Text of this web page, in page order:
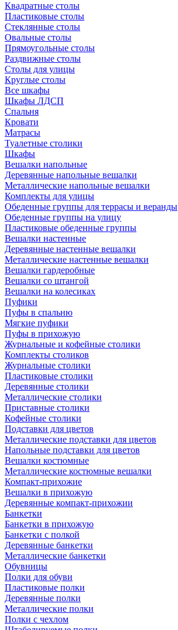
Квадратные столы
Пластиковые столы
Стеклянные столы
Овальные столы
Прямоугольные столы
Раздвижные столы
Столы для улицы
Круглые столы
Все шкафы
Шкафы ЛДСП
Спальня
Кровати
Матрасы
Туалетные столики
Шкафы
Вешалки напольные
Деревянные напольные вешалки
Металлические напольные вешалки
Комплекты для улицы
Обеденные группы для террасы и веранды
Обеденные группы на улицу
Пластиковые обеденные группы
Вешалки настенные
Деревянные настенные вешалки
Металлические настенные вешалки
Вешалки гардеробные
Вешалки со штангой
Вешалки на колесиках
Пуфики
Пуфы в спальню
Мягкие пуфики
Пуфы в прихожую
Журнальные и кофейные столики
Комплекты столиков
Журнальные столики
Пластиковые столики
Деревянные столики
Металлические столики
Приставные столики
Кофейные столики
Подставки для цветов
Металлические подставки для цветов
Напольные подставки для цветов
Вешалки костюмные
Металлические костюмные вешалки
Компакт-прихожие
Вешалки в прихожую
Деревянные компакт-прихожии
Банкетки
Банкетки в прихожую
Банкетки с полкой
Деревянные банкетки
Металлические банкетки
Обувницы
Полки для обуви
Пластиковые полки
Деревянные полки
Металлические полки
Полки с чехлом